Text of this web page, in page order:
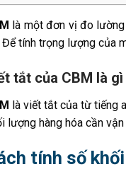
là một đơn vị đo
Để tính trọng lượng của
tắt của CBM là gì
là viết tắt của từ tiếng
lượng hàng hóa cần
tính số